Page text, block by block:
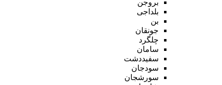
بروجن
بلداجی
بن
جونقان
چلگرد
سامان
سفیددشت
سودجان
سورشجان